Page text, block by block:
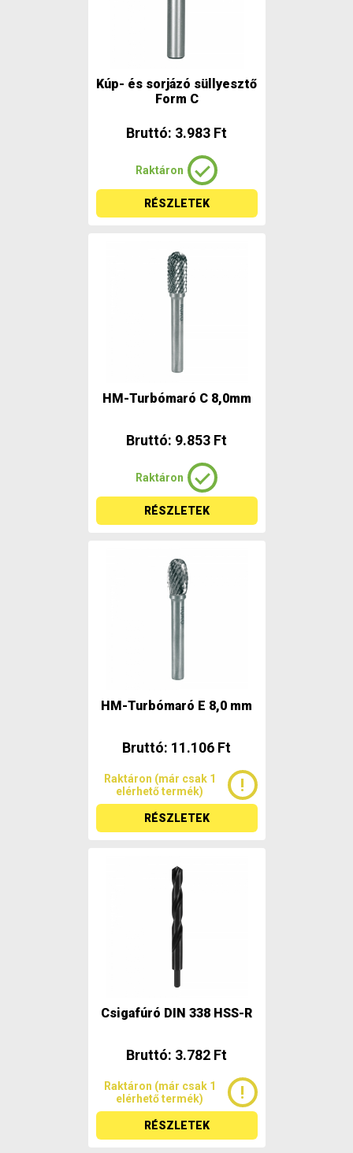
Kúp- és sorjázó süllyesztő
Form C
Bruttó: 3.983 Ft
Raktáron
RÉSZLETEK
HM-Turbómaró C 8,0mm
Bruttó: 9.853 Ft
Raktáron
RÉSZLETEK
HM-Turbómaró E 8,0 mm
Bruttó: 11.106 Ft
Raktáron (már csak 1
elérhető termék)
RÉSZLETEK
Csigafúró DIN 338 HSS-R
Bruttó: 3.782 Ft
Raktáron (már csak 1
elérhető termék)
RÉSZLETEK